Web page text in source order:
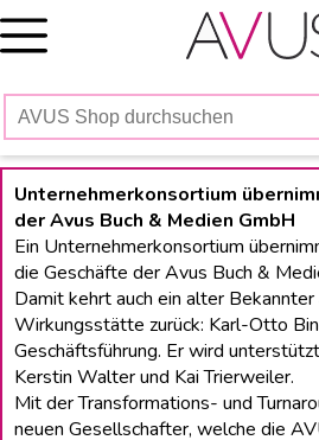
Skip
to
Unternehmerkonsortium
der Avus Buch & Medien GmbH
Ein Unternehmerkonsortium
die Geschäfte der Avus Buch &
Damit kehrt auch ein alter Bekannter
Wirkungsstätte zurück: Karl-Otto
Geschäftsführung. Er wird
Kerstin Walter und Kai Trierweiler.
Mit der Transformations- und
neuen Gesellschafter, welche die